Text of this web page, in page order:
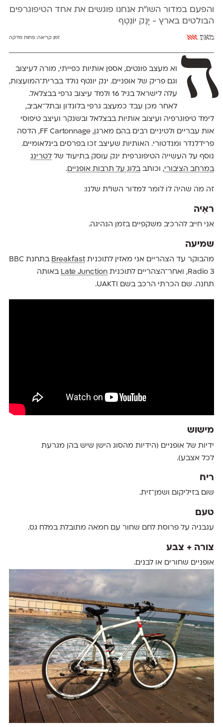
והפעם במדור השו"ת אנחנו פוגשים את אחד הטיפוגרפים
הבולטים בארץ - יָנֶק יוֹנְטֶף
מאת אאא זמן קריאה:פחות מדקה
ה
וא מעצב פונטים, אספן אותיות כפייתי, מורה לעיצוב
וגם פריק של אופניים. ינק יונטף נולד בברית־המועצות,
עלה לישראל בגיל16 ולמד עיצוב גרפי בבצלאל.
לאחר מכן עבד כמעצב גרפי בלונדון ובתל־אביב,
לימד טיפוגרפיה ועיצוב אותיות בבצלאל ובשנקר ועיצב טיפוסי
אות עבריים ולטיניים רבים בהם מארגן, FF Cartonnage,
הדסה
פרידלנדר ומנדטורי. האותיות שעיצב זכו בפרסים בינלאומיים.
נוסף על העשייה הטיפוגרפית ינק עוסק בתיעוד של לטרינג
במרחב הציבורי, וכותבבלוג על תרבות אופניים.
זה מה שהיה לו לומר למדור השו"ת שלנו:
ראִיה
אני חייב להרכיב משקפיים בזמן הנהיגה.
שמיעה
מהבוקר עד הצהריים אני מאזין לתוכנית Breakfast
בתחנת BBC
Radio 3, ואחר־הצהריים לתוכנית
Late Junction באותה
תחנה. שם הכרתי הרכב בשם UAKTI.
מישוש
ידיות של אופניים (הידיות מהסוג הישן שיש בהן מגרעת
לכל אצבע).
ריח
שום בזיליקום ושמן־זית.
טעם
עגבניה על פרוסת לחם שחור עם חמאה מתובלת במלח גס.
צורה + צבע
אופניים שחורים או לבנים.